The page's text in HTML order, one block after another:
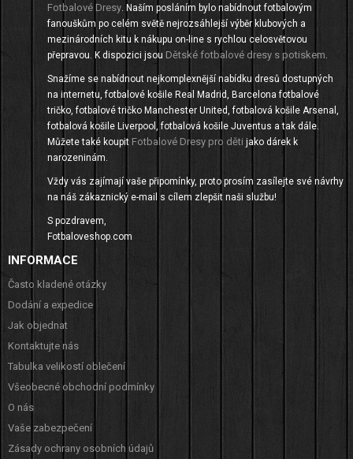
Fotbalové Dresy . Naším posláním bylo nabídnout fotbalovým
fanouškům po celém světě nejrozsáhlejší výběr klubových a
mezinárodních kitu k nákupu on-line s rychlou celosvětovou
přepravou. K dispozici jsou Dětské fotbalové dresy s potiskem
Snažíme se nabídnout nejkomplexnější nabídku dresů dostupných
na internetu, fotbalové košile Real Madrid, Barcelona fotbalové
tričko, fotbalové tričko Manchester United, fotbalová košile Arsenal,
fotbalová košile Liverpool, fotbalová košile Juventus a tak dále.
Můžete také koupit Fotbalové Dresy pro děti jako dárek k
narozeninám.
Vždy vás zajímají vaše připomínky, proto prosím zasílejte své návrhy
na náš zákaznický e-mail s cílem zlepšit naši službu!
S pozdravem,
Fotbaloveshop.com
INFORMACE
Často kladené otázky
Dodání a expedice
Jak objednat
Kontaktujte nás
Tabulka velikostí oblečení
Všeobecné obchodní podmínky
O nás
Vaše zabezpečení
Zásady ochrany osobních údajů